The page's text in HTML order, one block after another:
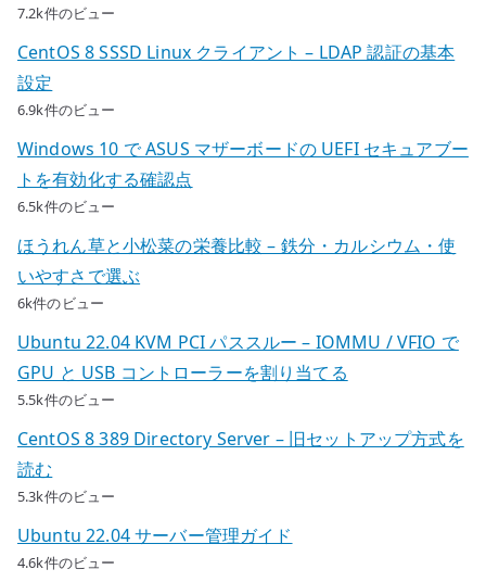
7.2k件のビュー
CentOS 8 SSSD Linux クライアント – LDAP 認証の基本
設定
6.9k件のビュー
Windows 10 で ASUS マザーボードの UEFI セキュアブー
トを有効化する確認点
6.5k件のビュー
ほうれん草と小松菜の栄養比較 – 鉄分・カルシウム・使
いやすさで選ぶ
6k件のビュー
Ubuntu 22.04 KVM PCI パススルー – IOMMU / VFIO で
GPU と USB コントローラーを割り当てる
5.5k件のビュー
CentOS 8 389 Directory Server – 旧セットアップ方式を
読む
5.3k件のビュー
Ubuntu 22.04 サーバー管理ガイド
4.6k件のビュー